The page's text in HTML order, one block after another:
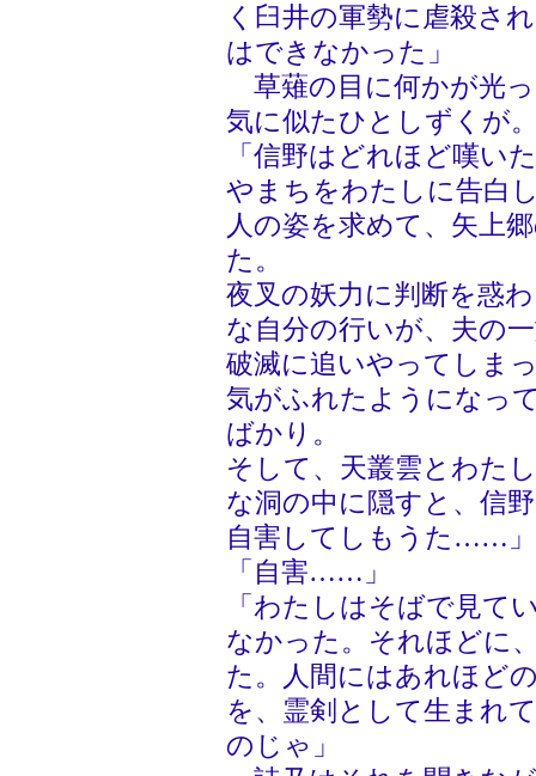
く臼井の軍勢に虐殺さ
はできなかった」
草薙の目に何かが光
気に似たひとしずくが
「信野はどれほど嘆い
やまちをわたしに告白
人の姿を求めて、矢上
た。
夜叉の妖力に判断を惑
な自分の行いが、夫の
破滅に追いやってしま
気がふれたようになっ
ばかり。
そして、天叢雲とわた
な洞の中に隠すと、信
自害してしもうた……」
「自害……」
「わたしはそばで見て
なかった。それほどに
た。人間にはあれほど
を、霊剣として生まれ
のじゃ」